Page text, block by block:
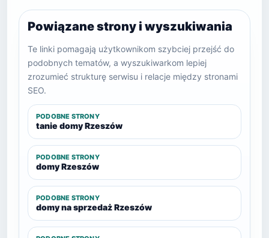
Powiązane strony i wyszukiwania
Te linki pomagają użytkownikom szybciej przejść do
podobnych tematów, a wyszukiwarkom lepiej
zrozumieć strukturę serwisu i relacje między stronami
SEO.
PODOBNE STRONY
tanie domy Rzeszów
PODOBNE STRONY
domy Rzeszów
PODOBNE STRONY
domy na sprzedaż Rzeszów